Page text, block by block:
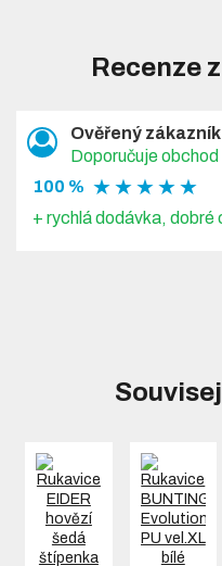
Recenze z
Ověřený zákazník
Doporučuje obchod
100 % ★ ★ ★ ★ ★
+ rychlá dodávka, dobré